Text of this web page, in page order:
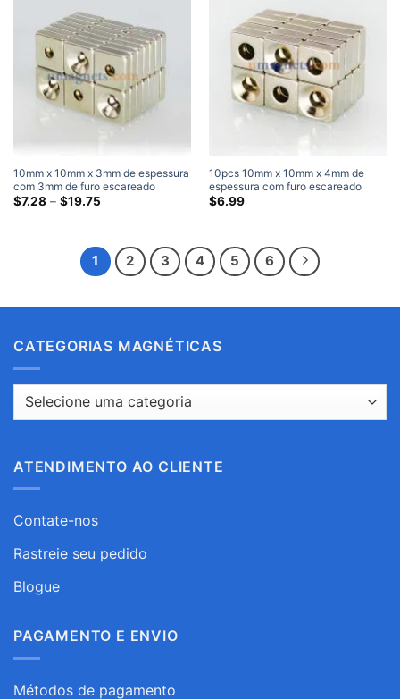
10mm x 10mm x 3mm de espessura
com 3mm de furo escareado
Neodímio bloco escareado ímãs
$7.28 – $19.75Faixa
através
$19.75
10pcs 10mm x 10mm x 4mm de
espessura com furo escareado
4mm N35 bloco forte retângulo
$6.99
1 2 3 4 5 6
CATEGORIAS MAGNÉTICAS
ATENDIMENTO AO CLIENTE
Contate-nos
Rastreie seu pedido
Blogue
PAGAMENTO E ENVIO
Métodos de pagamento